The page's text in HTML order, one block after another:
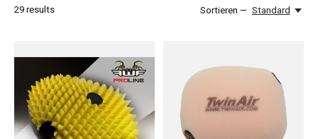
29results Sortieren — Standard